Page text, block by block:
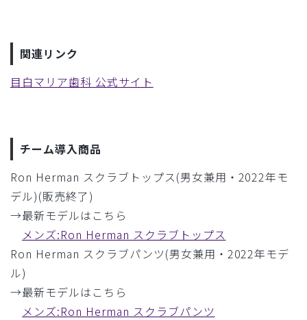
関連リンク
目白マリア歯科 公式サイト
チーム導入商品
Ron Herman スクラブトップス(男女兼用・2022年モ
デル)(販売終了)
→最新モデルはこちら
メンズ:Ron Herman スクラブトップス
Ron Herman スクラブパンツ(男女兼用・2022年モデ
ル)
→最新モデルはこちら
メンズ:Ron Herman スクラブパンツ